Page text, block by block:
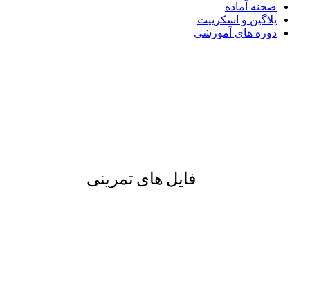
صحنه آماده
پلاگین و اسکریپت
دوره های آموزشی
فایل های تمرینی